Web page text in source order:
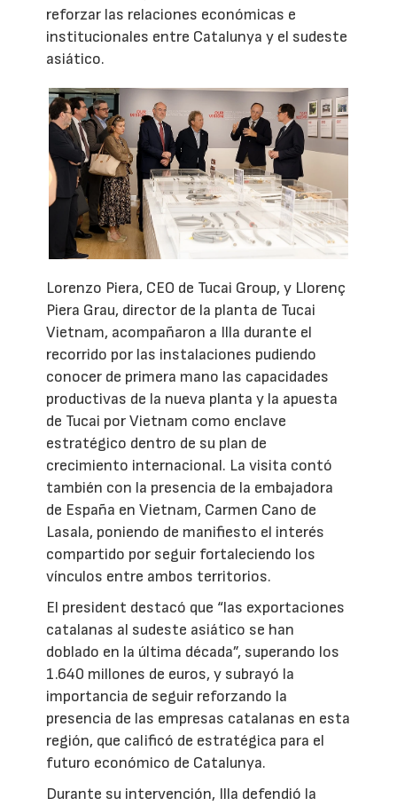
reforzar las relaciones económicas e
institucionales entre Catalunya y el sudeste
asiático.
Lorenzo Piera, CEO de Tucai Group, y Llorenç
Piera Grau, director de la planta de Tucai
Vietnam, acompañaron a Illa durante el
recorrido por las instalaciones pudiendo
conocer de primera mano las capacidades
productivas de la nueva planta y la apuesta
de Tucai por Vietnam como enclave
estratégico dentro de su plan de
crecimiento internacional. La visita contó
también con la presencia de la embajadora
de España en Vietnam, Carmen Cano de
Lasala, poniendo de manifiesto el interés
compartido por seguir fortaleciendo los
vínculos entre ambos territorios.
El president destacó que “las exportaciones
catalanas al sudeste asiático se han
doblado en la última década”, superando los
1.640 millones de euros, y subrayó la
importancia de seguir reforzando la
presencia de las empresas catalanas en esta
región, que calificó de estratégica para el
futuro económico de Catalunya.
Durante su intervención, Illa defendió la